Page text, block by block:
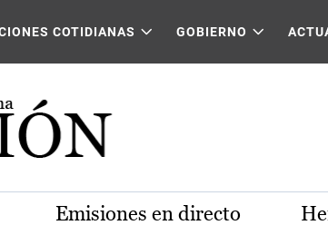
COTIDIANAS GOBIERNO
Emisiones en directo